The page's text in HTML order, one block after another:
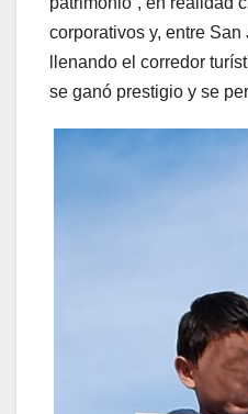
corporativos y, entre
llenando el corredor
se ganó prestigio y se